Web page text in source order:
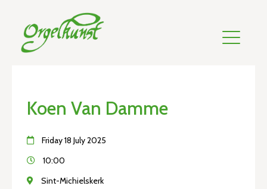
Koen Van Damme
Friday 18 July 2025
10:00
Sint-Michielskerk